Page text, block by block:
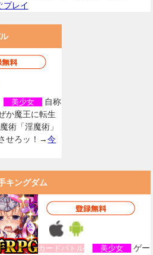
プレイ
美少女
自称
か魔王に転生
術「淫魔術」
せろッ！→今
キングダム
カードバトル 美少女
ゲー